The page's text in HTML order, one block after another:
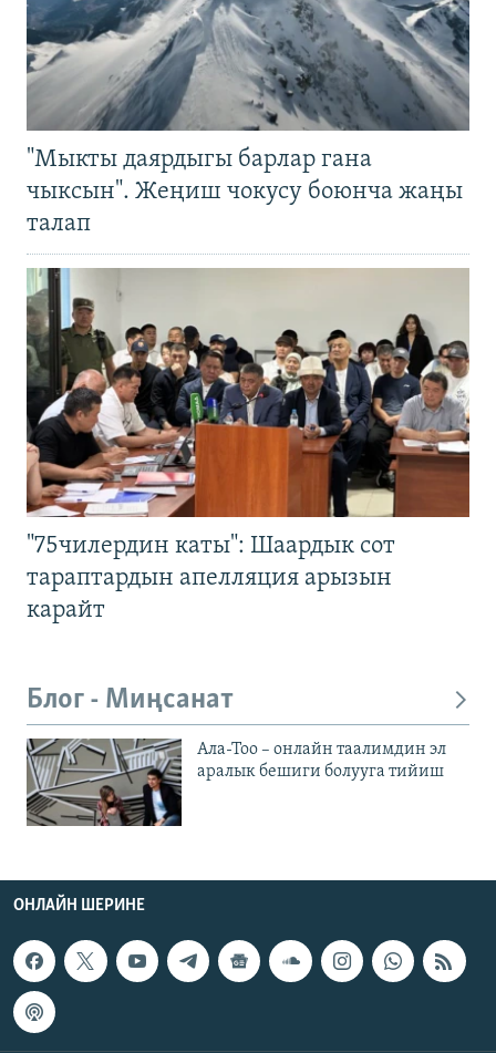
"Мыкты даярдыгы барлар гана
чыксын". Жеңиш чокусу боюнча жаңы
талап
"75чилердин каты": Шаардык сот
тараптардын апелляция арызын
карайт
Блог - Миңсанат
Ала-Тоо – онлайн таалимдин эл
аралык бешиги болууга тийиш
ОНЛАЙН ШЕРИНЕ